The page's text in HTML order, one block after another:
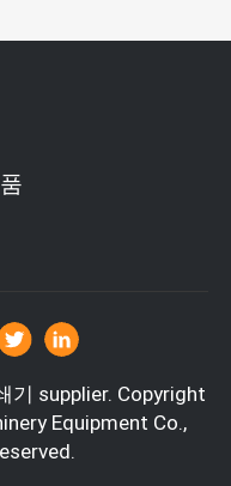
적으로 사용된 좋은 기
또는 고무 스크랩의 쉬
렛으로 만들기 위한 원
와 머신 헤드 물질 파쇄
기 supplier. Copyright
Equipment Co.,